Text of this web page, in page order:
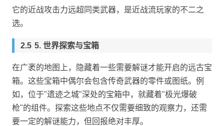
它的近战攻击力远超同类武器，是近战流玩家的不二之
选。
5. 世界探索与宝箱
在广袤的地图上，隐藏着一些需要解谜才能开启的远古宝
箱。这些宝箱中偶尔会包含传奇武器的零件或图纸。例
如，位于"遗迹之城"深处的宝箱中，就藏着"极光爆破
枪"的组件。探索这些地点不仅需要细致的观察力，还需
要一定的解谜能力，但回报绝对丰厚。